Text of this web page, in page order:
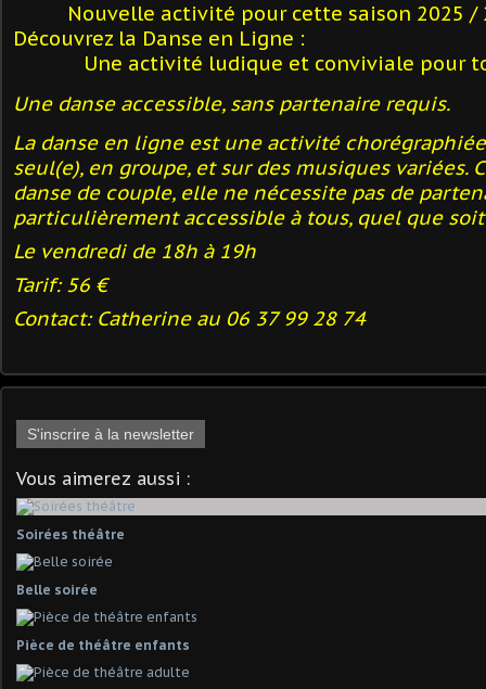
Nouvelle activité pour cette saison 2025 /
Découvrez la Danse en Ligne :
Une activité ludique et conviviale pour
Une danse accessible, sans partenaire requis.
La danse en ligne est une activité
seul(e), en groupe, et sur des musiques variées.
danse de couple, elle ne nécessite pas de
particulièrement accessible à tous, quel que soit
Le vendredi de 18h à 19h
Tarif: 56 €
Contact: Catherine au 06 37 99 28 74
S'inscrire à la newsletter
Vous aimerez aussi :
Soirées théâtre
Belle soirée
Pièce de théâtre enfants